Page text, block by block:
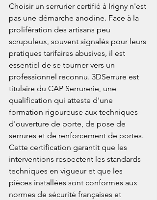
Choisir un serrurier certifié à Irigny n'est
pas une démarche anodine. Face à la
prolifération des artisans peu
scrupuleux, souvent signalés pour leurs
pratiques tarifaires abusives, il est
essentiel de se tourner vers un
professionnel reconnu. 3DSerrure est
titulaire du CAP Serrurerie, une
qualification qui atteste d'une
formation rigoureuse aux techniques
d'ouverture de porte, de pose de
serrures et de renforcement de portes.
Cette certification garantit que les
interventions respectent les standards
techniques en vigueur et que les
pièces installées sont conformes aux
normes de sécurité françaises et